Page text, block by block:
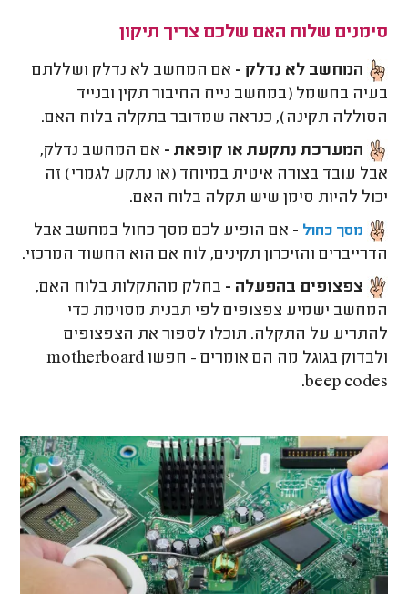
סימנים שלוח האם שלכם צריך תיקון
המחשב לא נדלק - אם המחשב לא נדלק ושללתם
בעיה בחשמל (במחשב נייח החיבור תקין ובנייד
הסוללה תקינה), כנראה שמדובר בתקלה בלוח האם.
המערכת נתקעת או קופאת - אם המחשב נדלק,
אבל עובד בצורה איטית במיוחד (או נתקע לגמרי) זה
יכול להיות סימן שיש תקלה בלוח האם.
מסך כחול - אם הופיע לכם מסך כחול במחשב אבל
הדרייברים והזיכרון תקינים, לוח אם הוא החשוד המרכזי.
צפצופים בהפעלה - בחלק מהתקלות בלוח האם,
המחשב ישמיע צפצופים לפי תבנית מסוימת כדי
להתריע על התקלה. תוכלו לספור את הצפצופים
ולבדוק בגוגל מה הם אומרים - חפשו motherboard
beep codes.